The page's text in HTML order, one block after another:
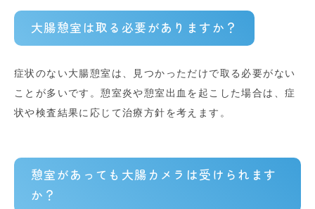
大腸憩室は取る必要がありますか？
症状のない大腸憩室は、見つかっただけで取る必要がない
ことが多いです。憩室炎や憩室出血を起こした場合は、症
状や検査結果に応じて治療方針を考えます。
憩室があっても大腸カメラは受けられます
か？